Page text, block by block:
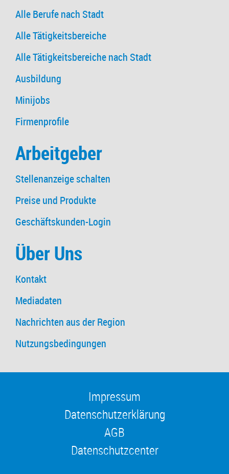
Alle Berufe nach Stadt
Alle Tätigkeitsbereiche
Alle Tätigkeitsbereiche nach Stadt
Ausbildung
Minijobs
Firmenprofile
Arbeitgeber
Stellenanzeige schalten
Preise und Produkte
Geschäftskunden-Login
Über Uns
Kontakt
Mediadaten
Nachrichten aus der Region
Nutzungsbedingungen
Impressum
Datenschutzerklärung
AGB
Datenschutzcenter